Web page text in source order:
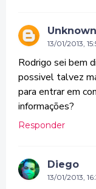
Unknown
13/01/2013,
Rodrigo sei bem
possivel talvez
para entrar em
informações?
Responder
Diego
13/01/2013,